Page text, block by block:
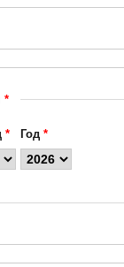
*
* Год*